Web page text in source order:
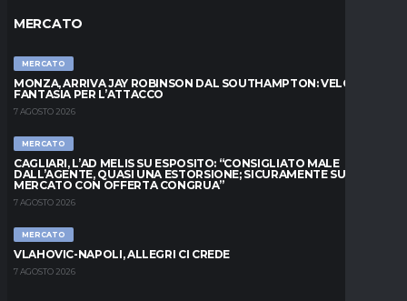
MERCATO
MERCATO
MONZA, ARRIVA JAY ROBINSON DAL SOUTHAMPTON: VELOCITÀ E
FANTASIA PER L’ATTACCO
7 AGOSTO 2026
MERCATO
CAGLIARI, L’AD MELIS SU ESPOSITO: “CONSIGLIATO MALE
DALL’AGENTE, QUASI UNA ESTORSIONE; SICURAMENTE SUL
MERCATO CON OFFERTA CONGRUA”
7 AGOSTO 2026
MERCATO
VLAHOVIC-NAPOLI, ALLEGRI CI CREDE
7 AGOSTO 2026